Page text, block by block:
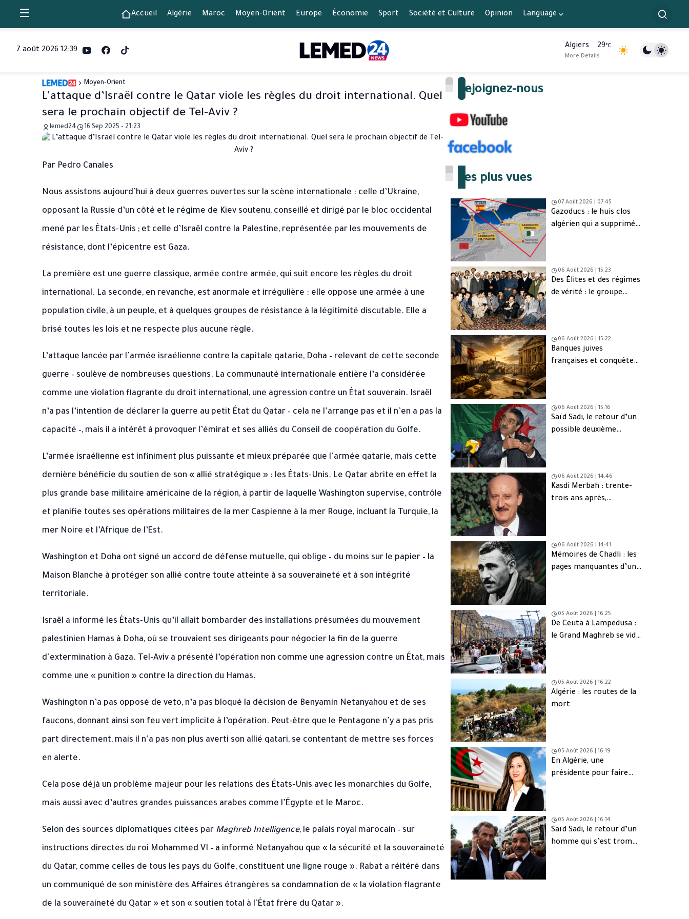
Accueil Algérie Maroc Moyen-Orient Europe Économie Sport Société et Culture Opinion Language
7 août 2026 12:39 Algiers 29°C
More Details
Moyen-Orient
L’attaque d’Israël contre le Qatar viole les règles du droit international. Quel
sera le prochain objectif de Tel-Aviv ?
lemed24 16 Sep 2025 - 21:23
Par Pedro Canales
Nous assistons aujourd’hui à deux guerres ouvertes sur la scène internationale : celle d’Ukraine,
opposant la Russie d’un côté et le régime de Kiev soutenu, conseillé et dirigé par le bloc occidental
mené par les États-Unis ; et celle d’Israël contre la Palestine, représentée par les mouvements de
résistance, dont l’épicentre est Gaza.
La première est une guerre classique, armée contre armée, qui suit encore les règles du droit
international. La seconde, en revanche, est anormale et irrégulière : elle oppose une armée à une
population civile, à un peuple, et à quelques groupes de résistance à la légitimité discutable. Elle a
brisé toutes les lois et ne respecte plus aucune règle.
L’attaque lancée par l’armée israélienne contre la capitale qatarie, Doha – relevant de cette seconde
guerre – soulève de nombreuses questions. La communauté internationale entière l’a considérée
comme une violation flagrante du droit international, une agression contre un État souverain. Israël
n’a pas l’intention de déclarer la guerre au petit État du Qatar – cela ne l’arrange pas et il n’en a pas la
capacité –, mais il a intérêt à provoquer l’émirat et ses alliés du Conseil de coopération du Golfe.
L’armée israélienne est infiniment plus puissante et mieux préparée que l’armée qatarie, mais cette
dernière bénéficie du soutien de son « allié stratégique » : les États-Unis. Le Qatar abrite en effet la
plus grande base militaire américaine de la région, à partir de laquelle Washington supervise, contrôle
et planifie toutes ses opérations militaires de la mer Caspienne à la mer Rouge, incluant la Turquie, la
mer Noire et l’Afrique de l’Est.
Washington et Doha ont signé un accord de défense mutuelle, qui oblige – du moins sur le papier – la
Maison Blanche à protéger son allié contre toute atteinte à sa souveraineté et à son intégrité
territoriale.
Israël a informé les États-Unis qu’il allait bombarder des installations présumées du mouvement
palestinien Hamas à Doha, où se trouvaient ses dirigeants pour négocier la fin de la guerre
d’extermination à Gaza. Tel-Aviv a présenté l’opération non comme une agression contre un État, mais
comme une « punition » contre la direction du Hamas.
Washington n’a pas opposé de veto, n’a pas bloqué la décision de Benyamin Netanyahou et de ses
faucons, donnant ainsi son feu vert implicite à l’opération. Peut-être que le Pentagone n’y a pas pris
part directement, mais il n’a pas non plus averti son allié qatari, se contentant de mettre ses forces
en alerte.
Cela pose déjà un problème majeur pour les relations des États-Unis avec les monarchies du Golfe,
mais aussi avec d’autres grandes puissances arabes comme l’Égypte et le Maroc.
Selon des sources diplomatiques citées par Maghreb Intelligence, le palais royal marocain – sur
instructions directes du roi Mohammed VI – a informé Netanyahou que « la sécurité et la souveraineté
du Qatar, comme celles de tous les pays du Golfe, constituent une ligne rouge ». Rabat a réitéré dans
un communiqué de son ministère des Affaires étrangères sa condamnation de « la violation flagrante
de la souveraineté du Qatar » et son « soutien total à l’État frère du Qatar ».
Rejoignez-nous
Les plus vues
07 Août 2026 | 07:45
Gazoducs : le huis clos
algérien qui a supprimé
06 Août 2026 | 15:23
Des Élites et des régimes
de vérité : le groupe
06 Août 2026 | 15:22
Banques juives
françaises et conquête
06 Août 2026 | 15:16
Saïd Sadi, le retour d’un
possible deuxième
06 Août 2026 | 14:46
Kasdi Merbah : trente-
trois ans après,
06 Août 2026 | 14:41
Mémoires de Chadli : les
pages manquantes d’une
05 Août 2026 | 16:25
De Ceuta à Lampedusa :
le Grand Maghreb se vide
05 Août 2026 | 16:22
Algérie : les routes de la
mort
05 Août 2026 | 16:19
En Algérie, une
présidente pour faire
05 Août 2026 | 16:14
Saïd Sadi, le retour d’un
homme qui s’est trompé